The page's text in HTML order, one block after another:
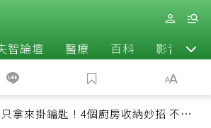
智論壇 醫療 百科 影音
拿來掛鑰匙！4個廚房收納妙招 不用